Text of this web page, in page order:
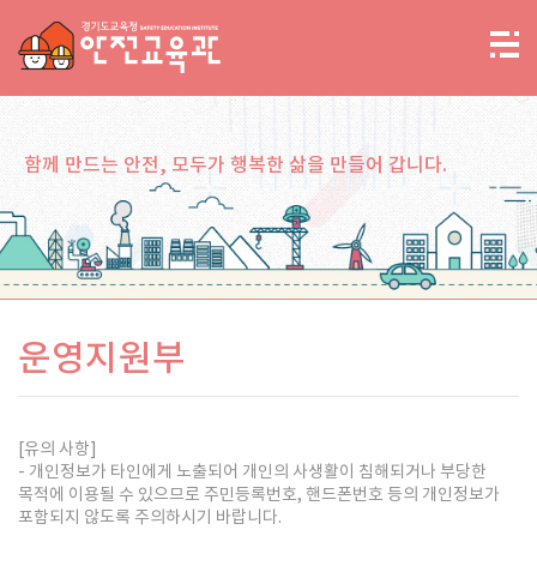
함께 만드는 안전, 모두가 행복한 삶을 만들어 갑니다.
운영지원부
[유의 사항]
- 개인정보가 타인에게 노출되어 개인의 사생활이 침해되거나 부당한
목적에 이용될 수 있으므로 주민등록번호, 핸드폰번호 등의 개인정보가
포함되지 않도록 주의하시기 바랍니다.